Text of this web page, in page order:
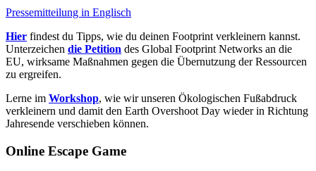
Pressemitteilung in Englisch
Hier findest du Tipps, wie du deinen Footprint verkleinern kannst.
Unterzeichen die Petition des Global Footprint Networks an die
EU, wirksame Maßnahmen gegen die Übernutzung der Ressourcen
zu ergreifen.
Lerne im Workshop, wie wir unseren Ökologischen Fußabdruck
verkleinern und damit den Earth Overshoot Day wieder in Richtung
Jahresende verschieben können.
Online Escape Game